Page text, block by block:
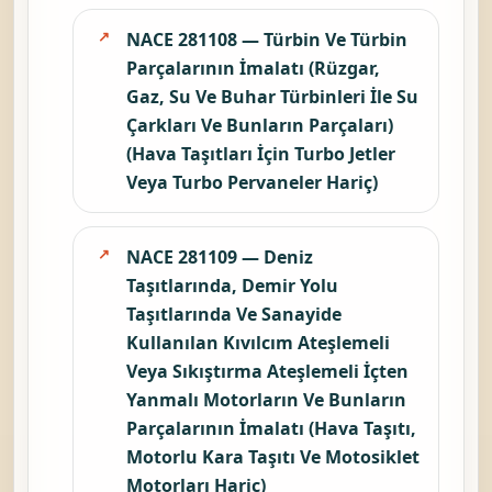
kayıyorsa bu
kod da ayrıca
kontrol
edilmelidir.
Bu sayfadaki
odak basım ve
ciltleme
makineleri ile
basıma
yardımcı
makinelerin ve
bunların
parçalarının
imalatı (ofset
baskı makinesi,
tipografik baskı